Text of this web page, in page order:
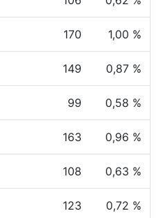
170 1,00 %
149 0,87 %
99 0,58 %
163 0,96 %
108 0,63 %
123 0,72 %